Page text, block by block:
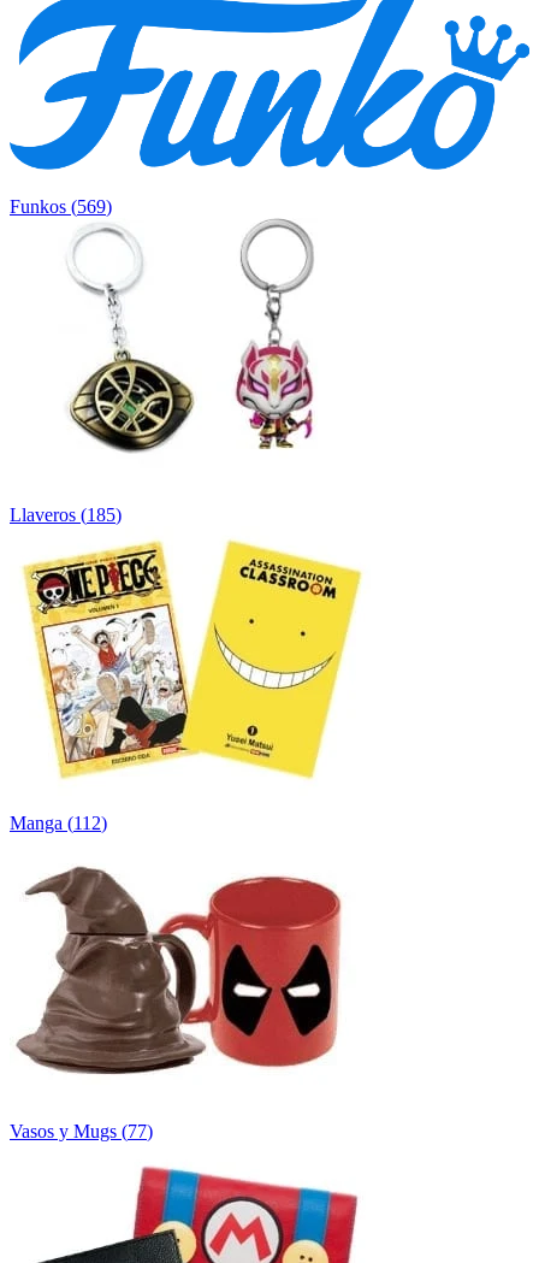
Funkos (569)
Llaveros (185)
Manga (112)
Vasos y Mugs (77)